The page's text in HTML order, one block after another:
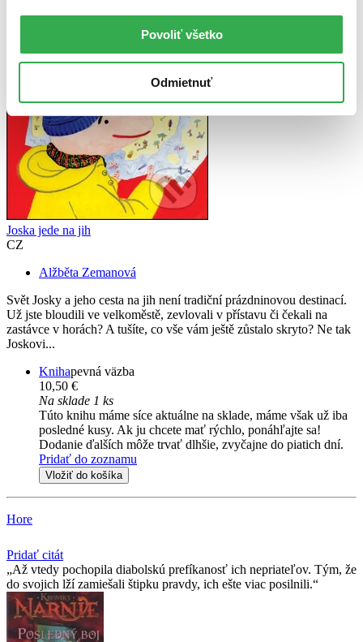
Povoliť všetko
Odmietnuť
Joska jede na jih
CZ
Alžběta Zemanová
Svět Josky a jeho cesta na jih není tradiční prázdninovou destinací.
Už jste bloudili ve velkoměstě, zevlovali v přístavu či čekali na
zastávce v horách? A tušíte, co vše vám ještě zůstalo skryto? Ne tak
Joskovi...
Knihapevná väzba
10,50 €
Na sklade 1 ks
Túto knihu máme síce aktuálne na sklade, máme však už iba
posledné kusy. Ak ju chcete mať rýchlo, ponáhľajte sa!
Dodanie ďalších môže trvať dlhšie, zvyčajne do piatich dní.
Pridať do zoznamu
Vložiť do košíka
Hore
Pridať citát
Až vtedy pochopila diabolskú prefíkanosť ich nepriateľov. Tým, že
do svojich lží zamiešali štipku pravdy, ich ešte viac posilnili.